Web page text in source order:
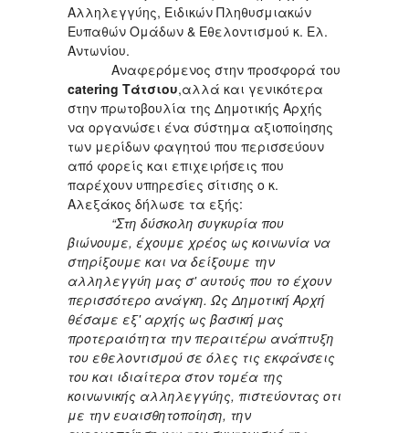
Αλληλεγγύης, Ειδικών Πληθυσμιακών
Ευπαθών Ομάδων & Εθελοντισμού κ. Ελ.
Αντωνίου.
Αναφερόμενος στην προσφορά του
catering Τάτσιου,αλλά και γενικότερα
στην πρωτοβουλία της Δημοτικής Αρχής
να οργανώσει ένα σύστημα αξιοποίησης
των μερίδων φαγητού που περισσεύουν
από φορείς και επιχειρήσεις που
παρέχουν υπηρεσίες σίτισης ο κ.
Αλεξάκος δήλωσε τα εξής:
“Στη δύσκολη συγκυρία που
βιώνουμε, έχουμε χρέος ως κοινωνία να
στηρίξουμε και να δείξουμε την
αλληλεγγύη μας σ' αυτούς που το έχουν
περισσότερο ανάγκη. Ως Δημοτική Αρχή
θέσαμε εξ' αρχής ως βασική μας
προτεραιότητα την περαιτέρω ανάπτυξη
του εθελοντισμού σε όλες τις εκφάνσεις
του και ιδιαίτερα στον τομέα της
κοινωνικής αλληλεγγύης, πιστεύοντας οτι
με την ευαισθητοποίηση, την